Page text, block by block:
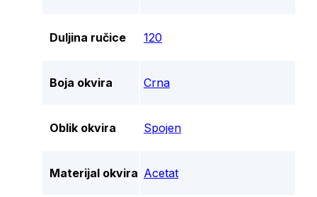
Duljina ručice 120
Boja okvira Crna
Oblik okvira Spojen
Materijal okvira Acetat